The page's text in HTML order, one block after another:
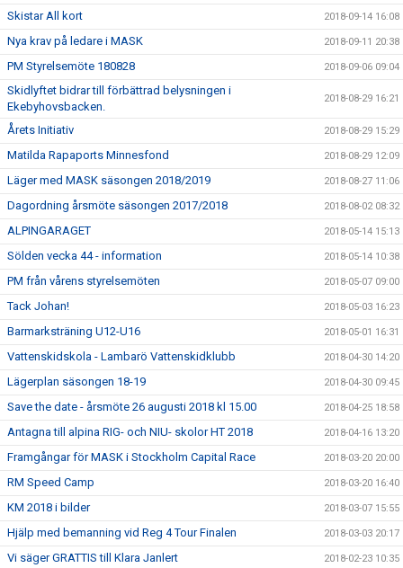
Skistar All kort 2018-09-14 16:08
Nya krav på ledare i MASK 2018-09-11 20:38
PM Styrelsemöte 180828 2018-09-06 09:04
Skidlyftet bidrar till förbättrad belysningen i
Ekebyhovsbacken.
2018-08-29 16:21
Årets Initiativ 2018-08-29 15:29
Matilda Rapaports Minnesfond 2018-08-29 12:09
Läger med MASK säsongen 2018/2019 2018-08-27 11:06
Dagordning årsmöte säsongen 2017/2018 2018-08-02 08:32
ALPINGARAGET 2018-05-14 15:13
Sölden vecka 44 - information 2018-05-14 10:38
PM från vårens styrelsemöten 2018-05-07 09:00
Tack Johan! 2018-05-03 16:23
Barmarksträning U12-U16 2018-05-01 16:31
Vattenskidskola - Lambarö Vattenskidklubb 2018-04-30 14:20
Lägerplan säsongen 18-19 2018-04-30 09:45
Save the date - årsmöte 26 augusti 2018 kl 15.00 2018-04-25 18:58
Antagna till alpina RIG- och NIU- skolor HT 2018 2018-04-16 13:20
Framgångar för MASK i Stockholm Capital Race 2018-03-20 20:00
RM Speed Camp 2018-03-20 16:40
KM 2018 i bilder 2018-03-07 15:55
Hjälp med bemanning vid Reg 4 Tour Finalen 2018-03-03 20:17
Vi säger GRATTIS till Klara Janlert 2018-02-23 10:35